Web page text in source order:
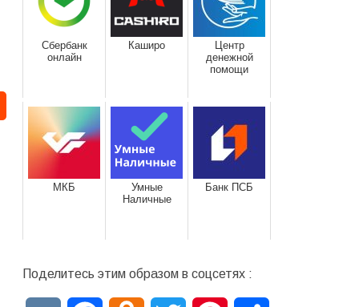
Сбербанк
онлайн
Каширо
Центр
денежной
помощи
МКБ
Умные
Наличные
Банк ПСБ
Поделитесь этим образом в соцсетях :